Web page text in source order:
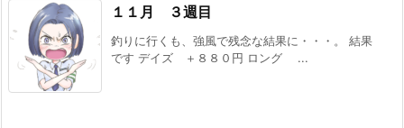
１１月 ３週目
釣りに行くも、強風で残念な結果に・・・。 結果
です デイズ ＋８８０円 ロング ...